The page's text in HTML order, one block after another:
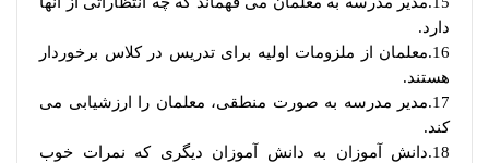
دارد.
16.معلمان از ملزومات اولیه برای تدریس در کلاس برخوردار
هستند.
17.مدیر مدرسه به صورت منطقی، معلمان را ارزشیابی می
کند.
18.دانش آموزان به دانش آموزان دیگری که نمرات خوب